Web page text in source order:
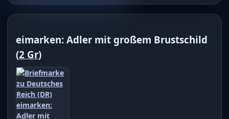
eimarken: Adler mit großem Brustschild
(2 Gr)